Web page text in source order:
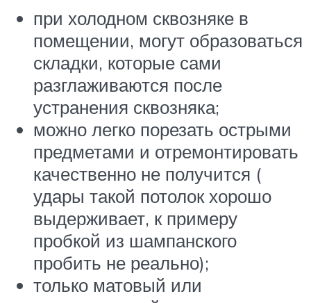
при холодном сквозняке в
помещении, могут образоваться
складки, которые сами
разглаживаются после
устранения сквозняка;
можно легко порезать острыми
предметами и отремонтировать
качественно не получится (
удары такой потолок хорошо
выдерживает, к примеру
пробкой из шампанского
пробить не реально);
только матовый или